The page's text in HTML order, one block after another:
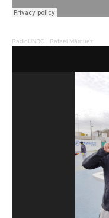
RadioUNRC · Rafael Márquez